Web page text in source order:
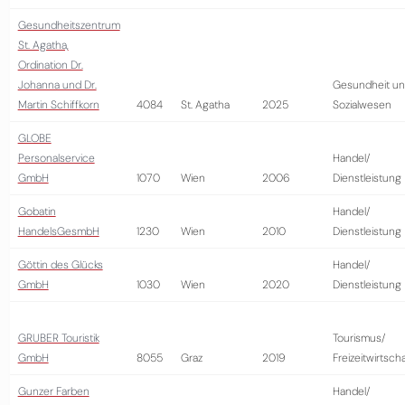
Gesundheitszentrum
St. Agatha,
Ordination Dr.
Johanna und Dr.
Martin Schiffkorn
4084 St. Agatha 2025
Gesundheit
Sozialwesen
GLOBE
Personalservice
GmbH
1070 Wien 2006
Handel/
Dienstleistung
Gobatin
HandelsGesmbH
1230 Wien 2010
Handel/
Dienstleistung
Göttin des Glücks
GmbH
1030 Wien 2020
Handel/
Dienstleistung
GRUBER Touristik
GmbH
8055 Graz 2019
Tourismus/
Gunzer Farben
Handel/